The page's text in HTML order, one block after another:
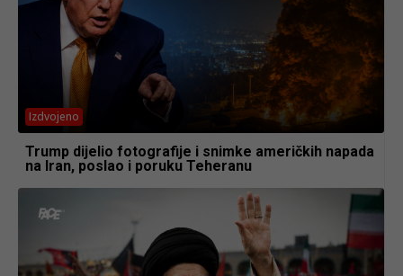
Izdvojeno
Trump dijelio fotografije i snimke američkih napada
na Iran, poslao i poruku Teheranu